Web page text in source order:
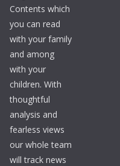
Contents which
you can read
with your family
and among
with your
children. With
thoughtful
analysis and
fearless views
our whole team
will track news